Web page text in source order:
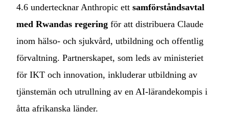
4.6 undertecknar Anthropic ett samförståndsavtal
med Rwandas regering för att distribuera Claude
inom hälso- och sjukvård, utbildning och offentlig
förvaltning. Partnerskapet, som leds av ministeriet
för IKT och innovation, inkluderar utbildning av
tjänstemän och utrullning av en AI-lärandekompis i
åtta afrikanska länder.